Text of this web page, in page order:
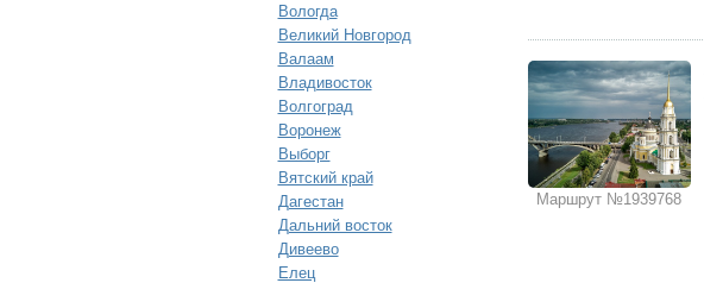
Вологда
Великий Новгород
Валаам
Владивосток
Волгоград
Воронеж
Выборг
Вятский край
Дагестан
Дальний восток
Дивеево
Елец
Маршрут №1939768